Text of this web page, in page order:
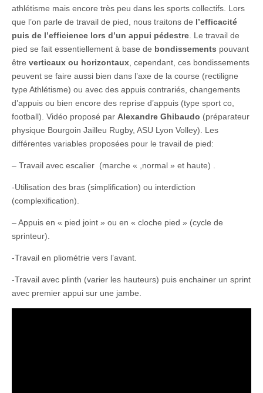
athlétisme mais encore très peu dans les sports collectifs. Lors
que l’on parle de travail de pied, nous traitons de l’efficacité
puis de l’efficience lors d’un appui pédestre . Le travail de
pied se fait essentiellement à base de bondissements pouvant
être verticaux ou horizontaux , cependant, ces bondissements
peuvent se faire aussi bien dans l’axe de la course (rectiligne
type Athlétisme) ou avec des appuis contrariés, changements
d’appuis ou bien encore des reprise d’appuis (type sport co,
football). Vidéo proposé par Alexandre Ghibaudo (préparateur
physique Bourgoin Jailleu Rugby, ASU Lyon Volley). Les
différentes variables proposées pour le travail de pied:
– Travail avec escalier (marche « ,normal » et haute) .
-Utilisation des bras (simplification) ou interdiction
(complexification).
– Appuis en « pied joint » ou en « cloche pied » (cycle de
sprinteur).
-Travail en pliométrie vers l’avant.
-Travail avec plinth (varier les hauteurs) puis enchainer un sprint
avec premier appui sur une jambe.